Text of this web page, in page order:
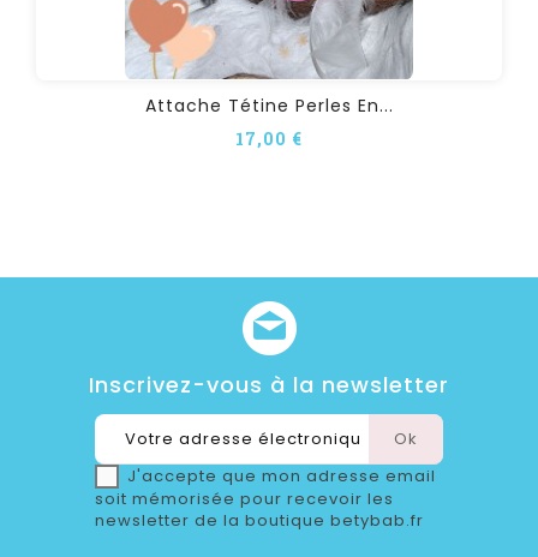
Attache Tétine Perles En...
17,00 €
Inscrivez-vous à la newsletter
J'accepte que mon adresse email
soit mémorisée pour recevoir les
newsletter de la boutique betybab.fr